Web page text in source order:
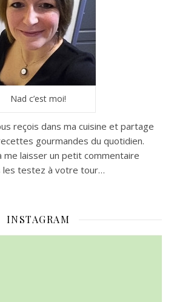
Nad c’est moi!
reçois dans ma cuisine et partage
gourmandes du quotidien.
me laisser un petit commentaire
les testez à votre tour…
INSTAGRAM